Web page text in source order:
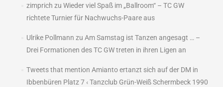
zimprich zu Wieder viel Spaß im „Ballroom“ – TC GW
richtete Turnier für Nachwuchs-Paare aus
Ulrike Pollmann zu Am Samstag ist Tanzen angesagt … –
Drei Formationen des TC GW treten in ihren Ligen an
Tweets that mention Amianto ertanzt sich auf der DM in
Ibbenbüren Platz 7 ‹ Tanzclub Grün-Weiß Schermbeck 1990